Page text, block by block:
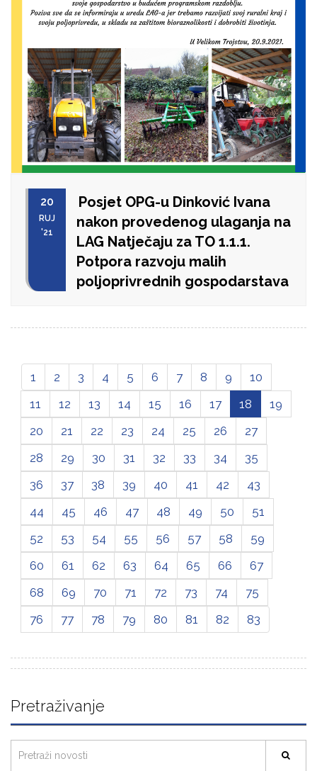
20
RUJ
'21
Posjet OPG-u Dinković Ivana
nakon provedenog ulaganja na
LAG Natječaju za TO 1.1.1.
Potpora razvoju malih
poljoprivrednih gospodarstava
1 2 3 4 5 6 7 8 9
10
11
12 13 14 15 16 17 18
19
20
21 22 23 24 25 26
27
28
29 30 31 32 33 34
35
36
37 38 39 40 41 42
43
44
45 46 47 48 49 50
51
52
53 54 55 56 57 58
59
60
61 62 63 64 65 66
67
68
69 70 71 72 73 74
75
76
77 78 79 80 81 82 83
Pretraživanje